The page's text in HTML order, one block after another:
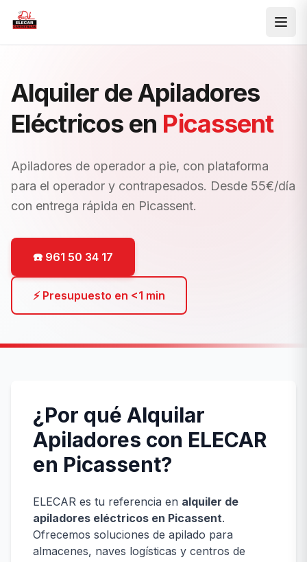
Saltar al contenido principal
Alquiler de Apiladores
Eléctricos en Picassent
Apiladores de operador a pie, con plataforma
para el operador y contrapesados. Desde 55€/día
con entrega rápida en Picassent.
☎️ 961 50 34 17
⚡ Presupuesto en <1 min
¿Por qué Alquilar
Apiladores con ELECAR
en Picassent?
ELECAR es tu referencia en alquiler de
apiladores eléctricos en Picassent.
Ofrecemos soluciones de apilado para
almacenes, naves logísticas y centros de